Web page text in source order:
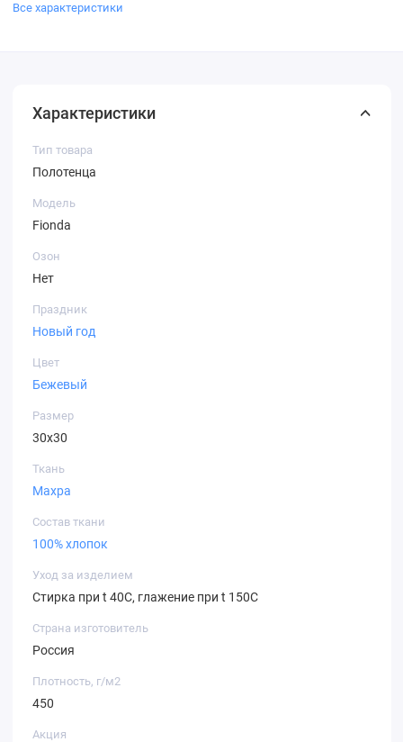
Все характеристики
Характеристики
Тип товара
Полотенца
Модель
Fionda
Озон
Нет
Праздник
Новый год
Цвет
Бежевый
Размер
30х30
Ткань
Махра
Состав ткани
100% хлопок
Уход за изделием
Стирка при t 40С, глажение при t 150С
Страна изготовитель
Россия
Плотность, г/м2
450
Акция